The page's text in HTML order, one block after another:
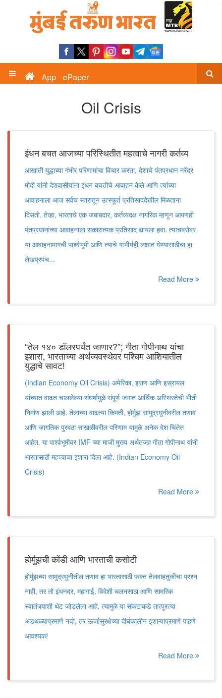
App ePaper
Oil Crisis
इंधन बचत आजच्या परिस्थितीत महत्वाचे नागरी कर्तव्य
आखाती युद्धाच्या गंभीर परिणामांचा विचार करता, देशाचे पंतप्रधान नरेंद्र
मोदी यांनी देशवासीयांना इंधन बचतीचे आवाहन केले आणि त्यांच्या
आवाहनाला आज सर्वच स्तरातून उत्स्फूर्त प्रतिसाददेखील मिळताना
दिसतो. तेव्हा, भारताचे एक जबाबदार, कर्तव्यदक्ष नागरिक म्हणून आपणही
पंतप्रधानांच्या आवाहनाला सकारात्मक प्रतिसाद द्यायला हवा. त्याचबरोबर
या आवाहनामागची पार्श्वभूमी आणि त्याचे गांभीर्यही लक्षात घेण्यासाठीचा हा
लेखप्रपंच...
Read More
“तेल १४० डॉलरपर्यंत जाणार?”; गीता गोपीनाथ यांचा
इशारा, भारताच्या अर्थव्यवस्थेवर पश्चिम आशियातील
युद्धाचे सावट!
(Indian Economy Oil Crisis) अमेरिका, इराण आणि इस्रायल
यांच्यात वाढत चाललेल्या संघर्षामुळे संपूर्ण जगात आर्थिक अस्थिरतेची भीती
निर्माण झाली आहे. तेलाच्या वाढत्या किमती, होर्मुझ सामुद्रधुनीवरील तणाव
आणि जागतिक पुरवठा साखळीवरील परिणाम यामुळे अनेक देश चिंतेत
आहेत. या पार्श्वभूमीवर IMF च्या माजी मुख्य अर्थतज्ज्ञ गीता गोपीनाथ यांनी
भारतासाठी महत्त्वाचा इशारा दिला आहे. (Indian Economy Oil
Crisis)
Read More
होर्मुझची कोंडी आणि भारताची कसोटी
होर्मुझच्या सामुद्रधुनीतील तणाव हा भारतासाठी फक्त तेलवाहतुकीचा प्रश्न
नाही, तर तो इंधनदर, महागाई, विदेशी चलनसाठा आणि सामरिक
स्वातंत्र्याशी थेट जोडलेला आहे. त्यामुळे या संकटाकडे तात्पुरत्या
अडथळ्याप्रमाणे नव्हे, तर ऊर्जासुरक्षेच्या दीर्घकालीन इशाऱ्याप्रमाणे पाहणे
आवश्यक!
Read More